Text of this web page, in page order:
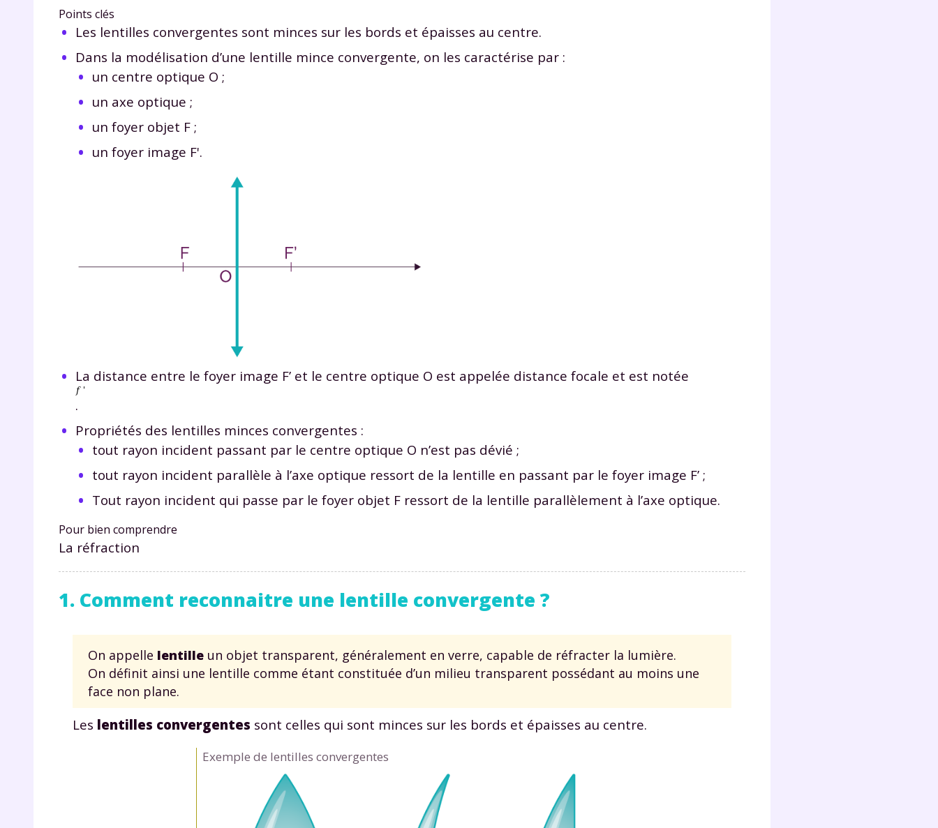
Points clés
Les lentilles convergentes sont minces sur les bords et épaisses au centre.
Dans la modélisation d’une lentille mince convergente, on les caractérise par :
un centre optique O ;
un axe optique ;
un foyer objet F ;
un foyer image F'.
La distance entre le foyer image F’ et le centre optique O est appelée distance focale et est notée
.
Propriétés des lentilles minces convergentes :
tout rayon incident passant par le centre optique O n’est pas dévié ;
tout rayon incident parallèle à l’axe optique ressort de la lentille en passant par le foyer image F’ ;
Tout rayon incident qui passe par le foyer objet F ressort de la lentille parallèlement à l’axe optique.
Pour bien comprendre
La réfraction
1. Comment reconnaitre une lentille convergente ?
On appelle lentille un objet transparent, généralement en verre, capable de réfracter la lumière.
On définit ainsi une lentille comme étant constituée d’un milieu transparent possédant au moins une
face non plane.
Les lentilles convergentes sont celles qui sont minces sur les bords et épaisses au centre.
Exemple de lentilles convergentes
réussir votre année scolaire ?
notre plateforme de soutien scolaire !
Fiches de cours et vidéos
exercices corrigés
Tout le programme scolaire
du CP à la Terminale